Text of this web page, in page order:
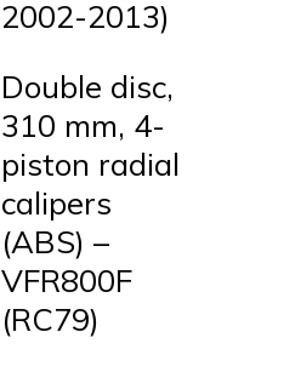
2002-2013)
Double disc,
310 mm, 4-
piston radial
calipers
(ABS) –
VFR800F
(RC79)